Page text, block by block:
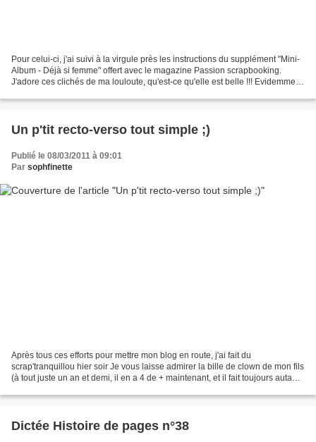
Pour celui-ci, j'ai suivi à la virgule près les instructions du supplément "Mini-
Album - Déjà si femme" offert avec le magazine Passion scrapbooking.
J'adore ces clichés de ma louloute, qu'est-ce qu'elle est belle !!! Evidemment
Un p'tit recto-verso tout simple ;)
Publié le 08/03/2011 à 09:01
Par sophfinette
Après tous ces efforts pour mettre mon blog en route, j'ai fait du
scrap'tranquillou hier soir Je vous laisse admirer la bille de clown de mon fils
(à tout juste un an et demi, il en a 4 de + maintenant, et il fait toujours autant
Dictée Histoire de pages n°38